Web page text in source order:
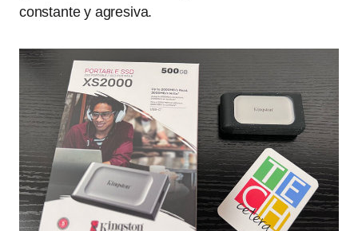
constante y agresiva.